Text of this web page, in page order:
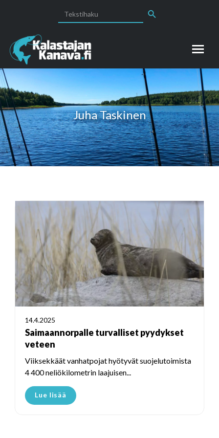
for:
Juha Taskinen
14.4.2025
Saimaannorpalle turvalliset pyydykset
veteen
Viiksekkäät vanhatpojat hyötyvät suojelutoimista
4 400 neliökilometrin laajuisen...
Lue lisää